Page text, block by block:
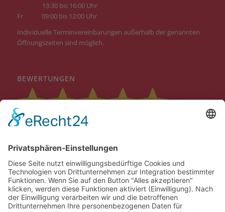
13:30 bis 16:00 Uhr
Fr
09:00 bis 12:00 Uhr
Individuelle Terminvereinbarungen außerhalb der genannten
Öffnungszeiten sind möglich.
BEWERTUNGEN
© Copyright - B|G|N Baugenossenschaft Niederberg eG | Design: